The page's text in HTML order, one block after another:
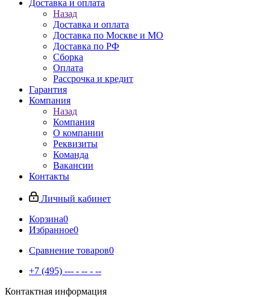
Доставка и оплата
Назад
Доставка и оплата
Доставка по Москве и МО
Доставка по РФ
Сборка
Оплата
Рассрочка и кредит
Гарантия
Компания
Назад
Компания
О компании
Реквизиты
Команда
Вакансии
Контакты
Личный кабинет
Корзина0
Избранное0
Сравнение товаров0
+7 (495) --- - -- - --
Контактная информация